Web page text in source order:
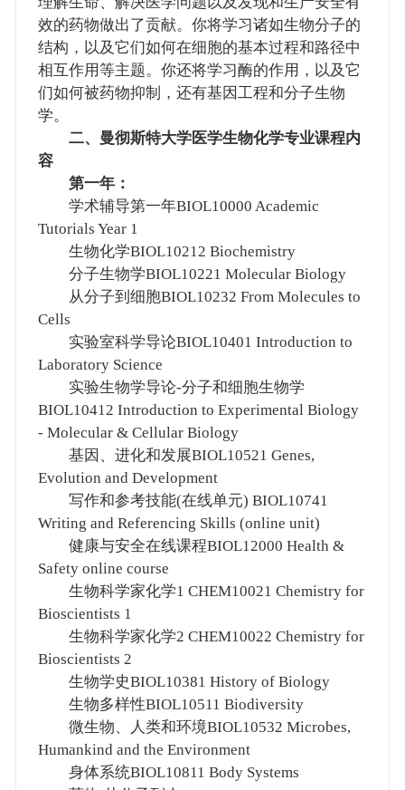
效的药物做出了贡献。你将学习诸如生物分子的
结构，以及它们如何在细胞的基本过程和路径中
相互作用等主题。你还将学习酶的作用，以及它
们如何被药物抑制，还有基因工程和分子生物
学。
二、曼彻斯特大学医学生物化学专业课程内
容
第一年：
学术辅导第一年BIOL10000 Academic
Tutorials Year 1
生物化学BIOL10212 Biochemistry
分子生物学BIOL10221 Molecular Biology
从分子到细胞BIOL10232 From Molecules to
Cells
实验室科学导论BIOL10401 Introduction to
Laboratory Science
实验生物学导论-分子和细胞生物学
BIOL10412 Introduction to Experimental Biology
- Molecular & Cellular Biology
基因、进化和发展BIOL10521 Genes,
Evolution and Development
写作和参考技能(在线单元) BIOL10741
Writing and Referencing Skills (online unit)
健康与安全在线课程BIOL12000 Health &
Safety online course
生物科学家化学1 CHEM10021 Chemistry for
Bioscientists 1
生物科学家化学2 CHEM10022 Chemistry for
Bioscientists 2
生物学史BIOL10381 History of Biology
生物多样性BIOL10511 Biodiversity
微生物、人类和环境BIOL10532 Microbes,
Humankind and the Environment
身体系统BIOL10811 Body Systems